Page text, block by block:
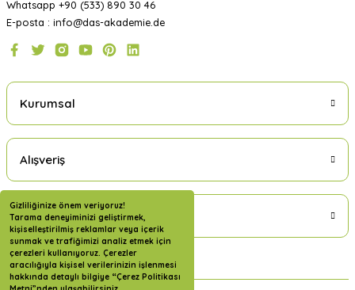
Gizliliğinize önem veriyoruz!
Tarama deneyiminizi geliştirmek,
kişiselleştirilmiş reklamlar veya içerik
sunmak ve trafiğimizi analiz etmek için
çerezleri kullanıyoruz. Çerezler
aracılığıyla kişisel verilerinizin işlenmesi
hakkında detaylı bilgiye “Çerez Politikası
Whatsapp +90 (533) 890 30 46
E-posta : info@das-akademie.de
Kurumsal
Alışveriş
Üyelik